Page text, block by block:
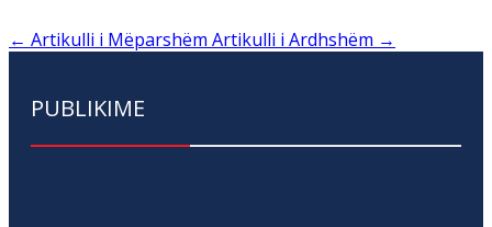
← Artikulli i Mëparshëm Artikulli i Ardhshëm →
PUBLIKIME